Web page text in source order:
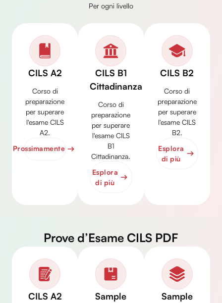
Per ogni livello
CILS A2
Corso di
preparazione
per superare
l'esame CILS
A2.
Prossimamente
CILS B1
Cittadinanza
Corso di
preparazione
per superare
l'esame CILS
B1
Cittadinanza.
Esplora
di più
CILS B2
Corso di
preparazione
per superare
l'esame CILS
B2.
Esplora
di più
Prove d’Esame CILS PDF
CILS A2
Sample
Sample